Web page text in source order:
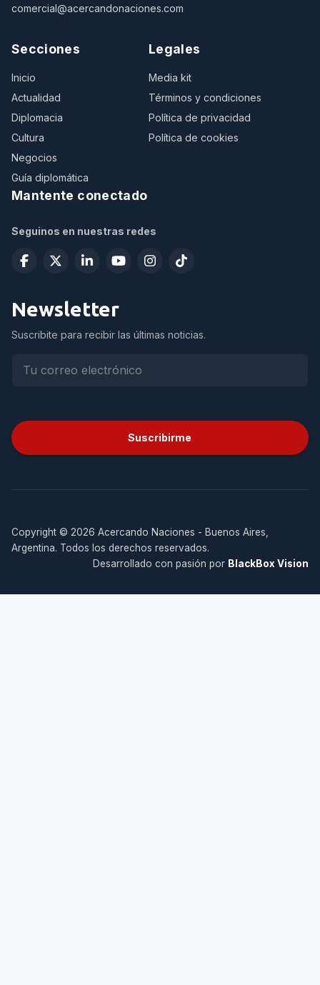
comercial@acercandonaciones.com
Secciones
Inicio
Actualidad
Diplomacia
Cultura
Negocios
Guía diplomática
Legales
Media kit
Términos y condiciones
Política de privacidad
Política de cookies
Mantente conectado
Seguinos en nuestras redes
Newsletter
Suscribite para recibir las últimas noticias.
Suscribirme
Copyright © 2026 Acercando Naciones - Buenos Aires,
Argentina. Todos los derechos reservados.
Desarrollado con pasión por BlackBox Vision